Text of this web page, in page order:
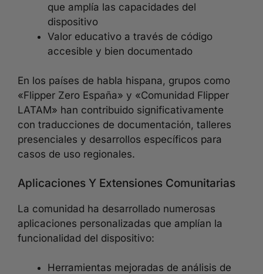
que amplía las capacidades del
dispositivo
Valor educativo a través de código
accesible y bien documentado
En los países de habla hispana, grupos como
«Flipper Zero España» y «Comunidad Flipper
LATAM» han contribuido significativamente
con traducciones de documentación, talleres
presenciales y desarrollos específicos para
casos de uso regionales.
Aplicaciones Y Extensiones Comunitarias
La comunidad ha desarrollado numerosas
aplicaciones personalizadas que amplían la
funcionalidad del dispositivo:
Herramientas mejoradas de análisis de